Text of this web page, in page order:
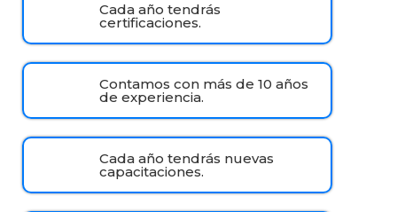
Cada año tendrás
certificaciones.
Contamos con más de 10 años
de experiencia.
Cada año tendrás nuevas
capacitaciones.